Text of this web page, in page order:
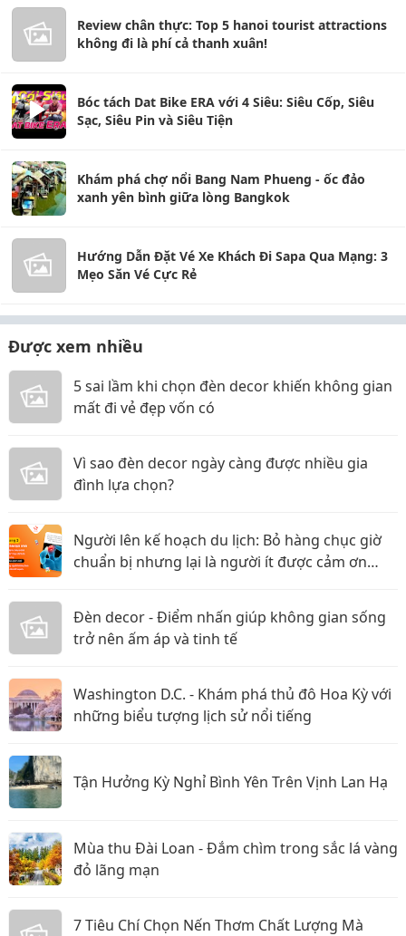
Review chân thực: Top 5 hanoi tourist attractions
không đi là phí cả thanh xuân!
Bóc tách Dat Bike ERA với 4 Siêu: Siêu Cốp, Siêu
Sạc, Siêu Pin và Siêu Tiện
Khám phá chợ nổi Bang Nam Phueng - ốc đảo
xanh yên bình giữa lòng Bangkok
Hướng Dẫn Đặt Vé Xe Khách Đi Sapa Qua Mạng: 3
Mẹo Săn Vé Cực Rẻ
Được xem nhiều
5 sai lầm khi chọn đèn decor khiến không gian
mất đi vẻ đẹp vốn có
Vì sao đèn decor ngày càng được nhiều gia
đình lựa chọn?
Người lên kế hoạch du lịch: Bỏ hàng chục giờ
chuẩn bị nhưng lại là người ít được cảm ơn
Đèn decor - Điểm nhấn giúp không gian sống
trở nên ấm áp và tinh tế
Washington D.C. - Khám phá thủ đô Hoa Kỳ với
những biểu tượng lịch sử nổi tiếng
Tận Hưởng Kỳ Nghỉ Bình Yên Trên Vịnh Lan Hạ
Mùa thu Đài Loan - Đắm chìm trong sắc lá vàng
đỏ lãng mạn
7 Tiêu Chí Chọn Nến Thơm Chất Lượng Mà